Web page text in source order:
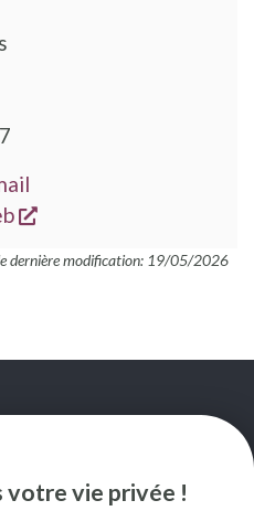
votre vie privée !
s'ouvre dans une
dernière modification: 19/05/2026